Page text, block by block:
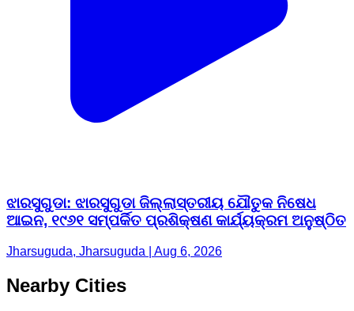
ଝାରସୁଗୁଡା: ଝାରସୁଗୁଡା ଜିଲ୍ଲାସ୍ତରୀୟ ଯୌତୁକ ନିଷେଧ
ଆଇନ, ୧୯୬୧ ସମ୍ପର୍କିତ ପ୍ରଶିକ୍ଷଣ କାର୍ଯ୍ୟକ୍ରମ ଅନୁଷ୍ଠିତ
Jharsuguda, Jharsuguda | Aug 6, 2026
Nearby Cities